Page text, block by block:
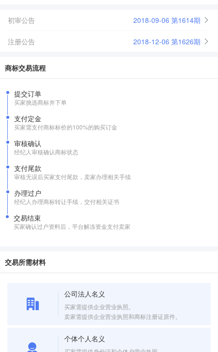
初审公告 2018-09-06 第1614期
注册公告 2018-12-06 第1626期
商标交易流程
提交订单
买家挑选商标并下单
支付定金
买家需支付商标标价的100%的购买订金
审核确认
经纪人审核确认商标状态
支付尾款
审核无误后买家支付尾款，卖家办理相关手续
办理过户
经纪人办理商标转让手续，交付相关证书
交易结束
买家确认过户资料后，平台解冻资金支付卖家
交易所需材料
公司法人名义
买家需提供企业营业执照。
卖家需提供企业营业执照和商标注册证原件。
个体个人名义